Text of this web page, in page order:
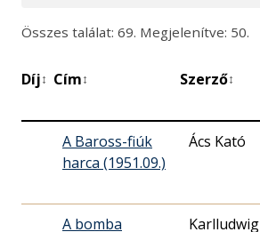
Összes találat: 69. Megjelenítve: 50.
Díj↕ Cím↕ Szerző↕
A Baross-fiúk
harca (1951.09.)
Ács Kató
A bomba
Karlludwig